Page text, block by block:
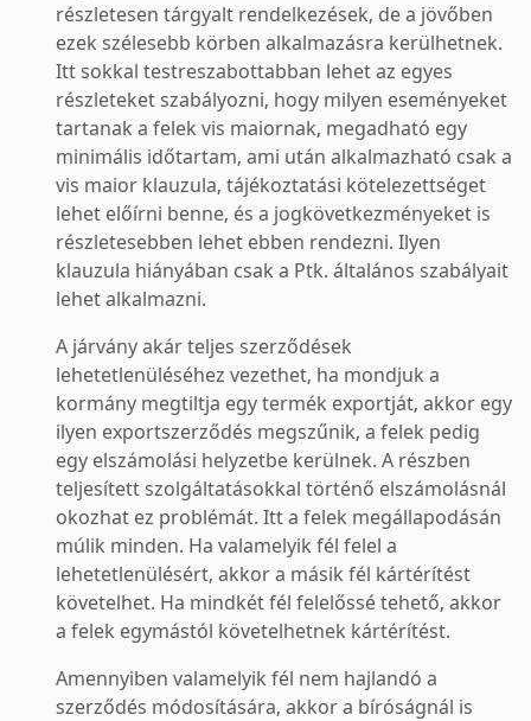
részletesen tárgyalt rendelkezések, de a jövőben
ezek szélesebb körben alkalmazásra kerülhetnek.
Itt sokkal testreszabottabban lehet az egyes
részleteket szabályozni, hogy milyen eseményeket
tartanak a felek vis maiornak, megadható egy
minimális időtartam, ami után alkalmazható csak a
vis maior klauzula, tájékoztatási kötelezettséget
lehet előírni benne, és a jogkövetkezményeket is
részletesebben lehet ebben rendezni. Ilyen
klauzula hiányában csak a Ptk. általános szabályait
lehet alkalmazni.
A járvány akár teljes szerződések
lehetetlenüléséhez vezethet, ha mondjuk a
kormány megtiltja egy termék exportját, akkor egy
ilyen exportszerződés megszűnik, a felek pedig
egy elszámolási helyzetbe kerülnek. A részben
teljesített szolgáltatásokkal történő elszámolásnál
okozhat ez problémát. Itt a felek megállapodásán
múlik minden. Ha valamelyik fél felel a
lehetetlenülésért, akkor a másik fél kártérítést
követelhet. Ha mindkét fél felelőssé tehető, akkor
a felek egymástól követelhetnek kártérítést.
Amennyiben valamelyik fél nem hajlandó a
szerződés módosítására, akkor a bíróságnál is